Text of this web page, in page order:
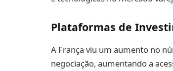
Plataformas de
A França viu um aumento no
negociação, aumentando a